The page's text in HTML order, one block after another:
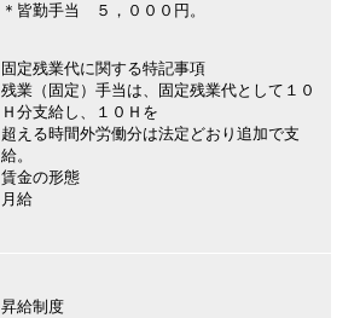
＊皆勤手当 ５，０００円。
固定残業代に関する特記事項
残業（固定）手当は、固定残業代として１０
Ｈ分支給し、１０Ｈを
超える時間外労働分は法定どおり追加で支
給。
賃金の形態
月給
昇給制度